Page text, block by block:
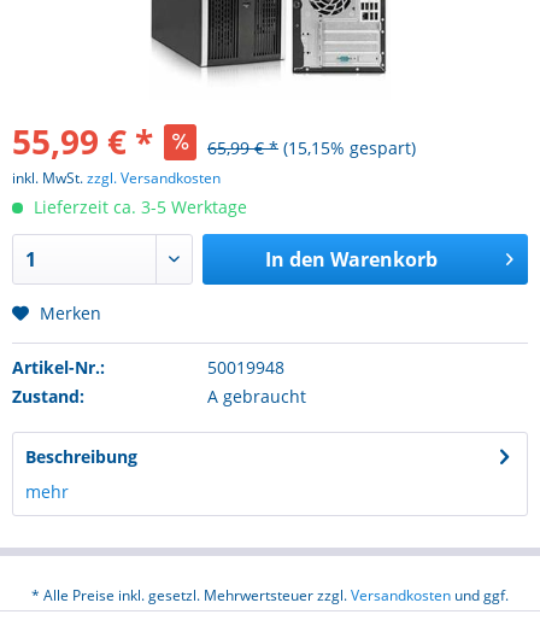
55,99 € * 65,99 € * (15,15% gespart)
inkl. MwSt.zzgl. Versandkosten
Lieferzeit ca. 3-5 Werktage
In den Warenkorb
Merken
Artikel-Nr.:
50019948
Zustand:
A gebraucht
Beschreibung
mehr
* Alle Preise inkl. gesetzl. Mehrwertsteuer zzgl.Versandkosten und ggf.